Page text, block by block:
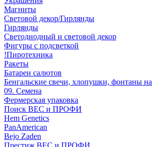
Магниты
Световой декор/Гирлянды
Гирлянды
Светодиодный и световой декор
Фигуры с подсветкой
!Пиротехника
Ракеты
Батареи салютов
Бенгальские свечи, хлопушки, фонтаны
09. Семена
Фермерская упаковка
Поиск ВЕС и ПРОФИ
Hem Genetics
PanAmerican
Bejo Zaden
Престиж ВЕС и ПРОФИ